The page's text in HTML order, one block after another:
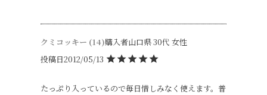
クミコッキー 14 購入者山口県30代 女性
投稿日2012/05/13
たっぷり入っているので毎日惜しみなく使えます。普